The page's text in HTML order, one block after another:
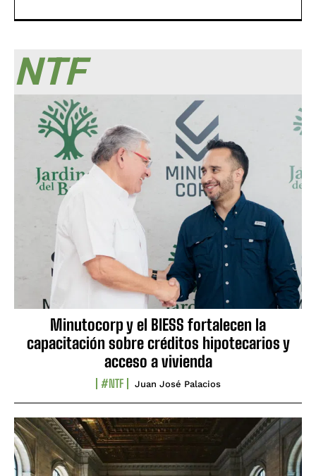
NTF
Minutocorp y el BIESS fortalecen la
capacitación sobre créditos hipotecarios y
acceso a vivienda
#NTF Juan José Palacios